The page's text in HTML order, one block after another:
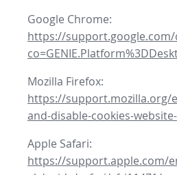
Google Chrome:
https://
Mozilla Firefox:
https://support.mozilla.org/
and-disable-cookies-
Apple Safari:
https://support.apple.com/